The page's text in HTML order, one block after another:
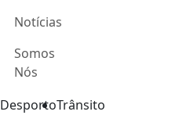
Notícias
Somos
Nós
DesportoTrânsito